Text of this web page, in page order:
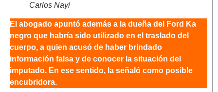
Carlos Nayi
El abogado apuntó además a la dueña del Ford Ka
negro que habría sido utilizado en el traslado del
cuerpo, a quien acusó de haber brindado
información falsa y de conocer la situación del
imputado. En ese sentido, la señaló como posible
encubridora.